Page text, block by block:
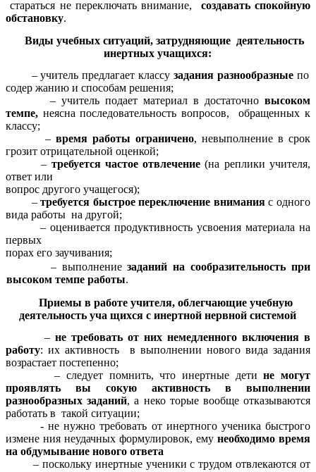
стараться не переключать внимание, создавать спокойную
обстановку.
Виды учебных ситуаций, затрудняющие деятельность
инертных учащихся:
– учитель предлагает классузадания разнообразные по
содер жанию и способам решения;
– учитель подает материал в достаточно высоком
темпе, неясна последовательность вопросов, обращенных к
классу;
– время работы ограничено, невыполнение в срок
грозит отрицательной оценкой;
– требуется частое отвлечение (на реплики учителя,
ответ или
вопрос другого учащегося);
–требуется быстpoe переключение вниманияс одного
вида работы на другой;
– оценивается продуктивность усвоения материала на
первых
порах его заучивания;
– выполнениезаданий на сообразительность при
высоком темпе работы.
Приемы в работе учителя, облегчающие учебную
деятельность уча щихся с инертной нервной системой
–не требовать от них немедленного включения в
pa6oту: их активность в выполнении нового вида задания
возрастает постепенно;
– следует помнить, что инертные детине могут
проявлять вы сокую активность в
выполнении
разнообразных заданий, а неко торые вообще отказываются
работать в такой ситуации;
- не нужно требовать от инертного ученика быстрого
измене ния неудачных формулировок, ему необходимо время
на обдумывание нового ответа
– поскольку инертные ученики с трудом отвлекаются от